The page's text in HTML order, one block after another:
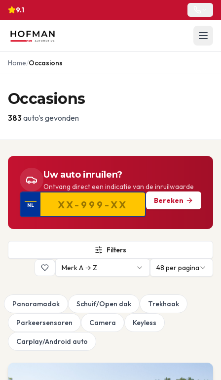
9.1
Home/Occasions
Occasions
383auto's gevonden
Uw auto inruilen?
Ontvang direct een indicatie van de inruilwaarde
NL
Bereken
Filters
Merk A → Z
48 per pagina
Panoramadak Schuif/Open dak Trekhaak
Parkeersensoren Camera Keyless
Carplay/Android auto